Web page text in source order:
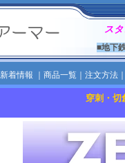
ス
■地下
新着情報 商品一覧｜ 注文方法
穿刺・